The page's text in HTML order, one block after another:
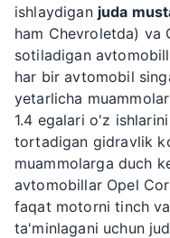
ishlaydigan juda
ham Chevroletda) va
sotiladigan
har bir avtomobil
yetarlicha
1.4 egalari o'z
tortadigan gidravlik
muammolarga duch
avtomobillar Opel
faqat motorni tinch
ta'minlagani uchun